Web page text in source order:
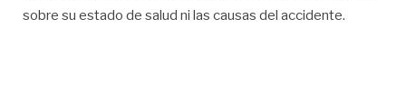
sobre su estado de salud ni las causas del accidente.